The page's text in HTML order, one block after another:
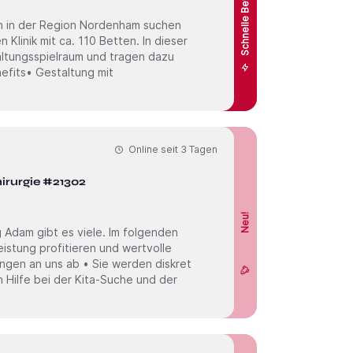
der Region Nordenham suchen
und tragen dazu
#21302
Neu!
Online seit 3 Tagen
gibt es viele. Im folgenden
profitieren und wertvolle
an uns ab • Sie werden diskret
Hilfe bei der Kita-Suche und der